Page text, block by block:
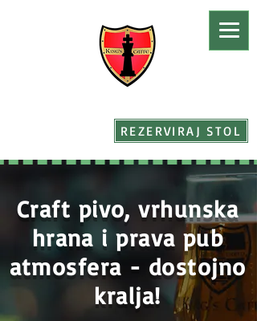
REZERVIRAJ STOL
Craft pivo, vrhunska
hrana i prava pub
atmosfera - dostojno
kralja!